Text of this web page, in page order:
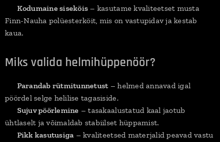
Kodumaine siseköis – kasutame kvaliteetset musta
Finn-Nauha polüesterköit, mis on vastupidav ja kestab
kaua.
Miks valida helmihüppenöör?
Parandab rütmitunnetust – helmed annavad igal
pöördel selge helilise tagasiside.
Sujuv pöörlemine – tasakaalustatud kaal jaotub
ühtlaselt ja võimaldab stabiilset hüppamist.
Pikk kasutusiga – kvaliteetsed materjalid peavad vastu